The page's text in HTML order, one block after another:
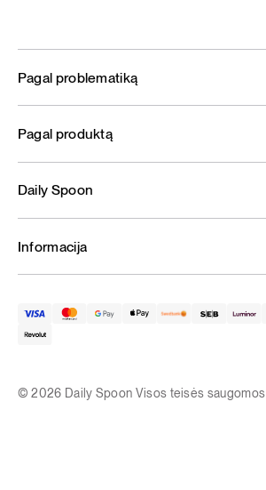
Pagal problematiką
Pagal produktą
Daily Spoon
Informacija
© 2026 Daily Spoon Visos teisės saugomos